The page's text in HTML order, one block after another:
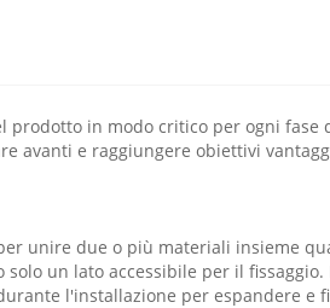
in modo critico per ogni
avanti e raggiungere obiettivi
unire due o più materiali insieme
un lato accessibile per il
l'installazione per espandere e